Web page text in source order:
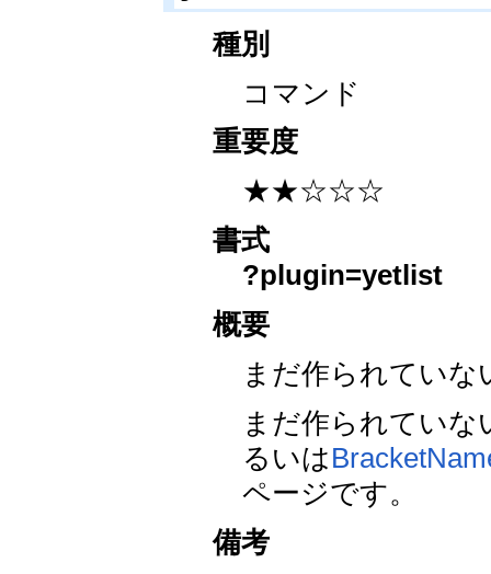
種別
コマンド
重要度
★★☆☆☆
書式
?plugin=yetlist
概要
まだ作られていな
まだ作られてい
るいは
ページです。
備考